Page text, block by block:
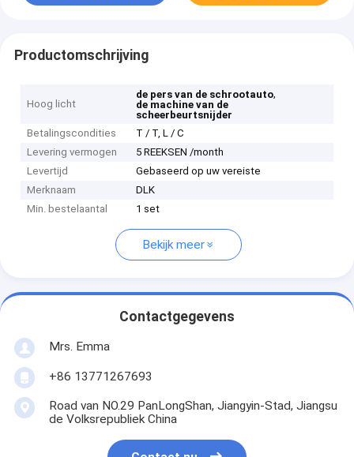
Productomschrijving
Hoog licht
de pers van de schrootauto,
de machine van de
scheerbeurtsnijder
Betalingscondities
T / T, L / C
Levering vermogen
5 REEKSEN /month
Levertijd
Gebaseerd op uw vereiste
Merknaam
DLK
Min. bestelaantal
1 set
Bekijk meer
Contactgegevens
Mrs. Emma
+86 13771267693
Road van NO.29 PanLongShan, Jiangyin-Stad, Jiangsu
de Volksrepubliek China